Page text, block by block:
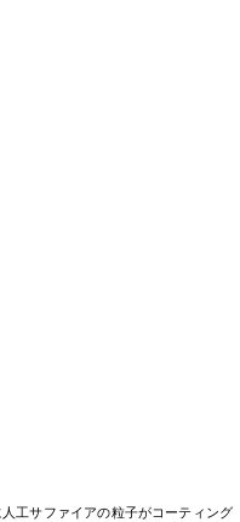
工サファイアの粒子がコーティング